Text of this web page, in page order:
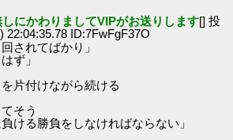
しにかわりましてVIPがお送りします[] 投
22:04:35.78 ID:7FwFgF37O
されてばかり」
ず」
片付けながら続ける
そう
る勝負をしなければならない」